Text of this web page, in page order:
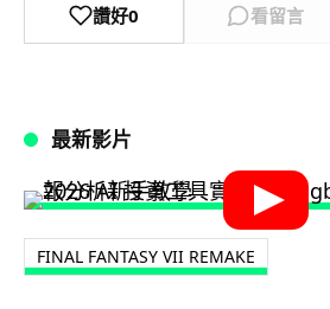
讚好0 看留言
最新影片
FINAL FANTASY VII REMAKE